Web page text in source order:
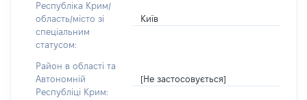
Республіка Крим/
область/місто зі
спеціальним
статусом:
Київ
Район в області та
Автономній
Республіці Крим:
[Не застосовується]